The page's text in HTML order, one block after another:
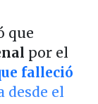
que
por el
falleció
desde el